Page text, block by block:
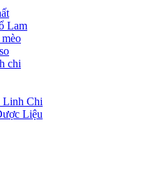
Lam
chi
Linh Chi
Liệu